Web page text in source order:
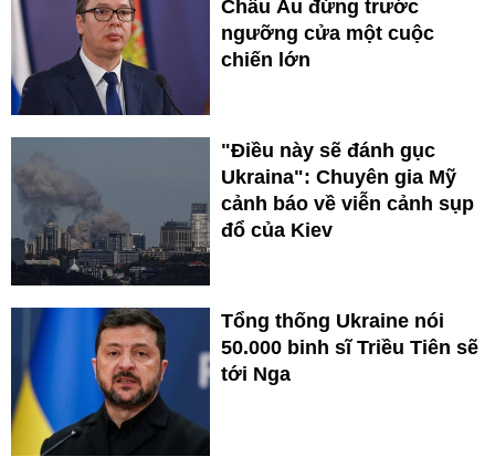
Châu Âu đứng trước
ngưỡng cửa một cuộc
chiến lớn
"Điều này sẽ đánh gục
Ukraina": Chuyên gia Mỹ
cảnh báo về viễn cảnh sụp
đổ của Kiev
Tổng thống Ukraine nói
50.000 binh sĩ Triều Tiên sẽ
tới Nga